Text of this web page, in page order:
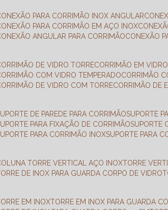
CONEXÃO PARA CORRIMÃO INOX ANGULAR
CONEXÃO PARA CORRIMÃO EM AÇO INOX
CONEXÃO ANGULAR PARA CORRIMÃO
CONEXÃO
CORRIMÃO DE VIDRO TORRE
CORRIMÃO EM
CORRIMÃO COM VIDRO TEMPERADO
CORRIMÃO
CORRIMÃO DE VIDRO COM TORRE
CORRIMÃO DE
SUPORTE DE PAREDE PARA CORRIMÃO
SUPORTE
SUPORTE PARA FIXAÇÃO DE CORRIMÃO
SUPORTE
SUPORTE PARA CORRIMÃO INOX SUPORTE PARA
COLUNA TORRE VERTICAL AÇO INOX TORRE
TORRE DE INOX PARA GUARDA CORPO DE VIDRO
TORRE EM INOX TORRE EM INOX PARA GUARDA